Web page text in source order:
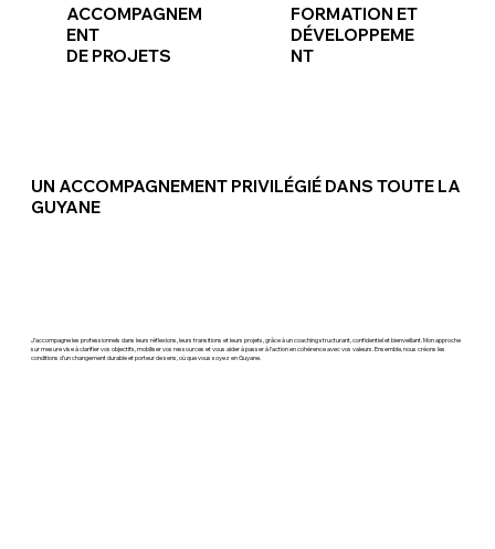
ACCOMPAGNEM
ENT
DE PROJETS
FORMATION ET
DÉVELOPPEME
NT
UN ACCOMPAGNEMENT PRIVILÉGIÉ DANS TOUTE LA
GUYANE
J’accompagne les professionnels dans leurs réflexions, leurs transitions et leurs projets, grâce à un coaching structurant, confidentiel et bienveillant. Mon approche
sur mesure vise à clarifier vos objectifs, mobiliser vos ressources et vous aider à passer à l’action en cohérence avec vos valeurs. Ensemble, nous créons les
conditions d’un changement durable et porteur de sens, où que vous soyez en Guyane.